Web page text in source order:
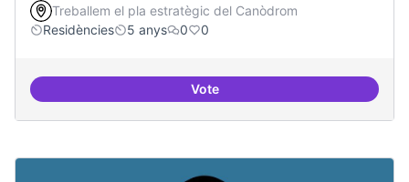
Treballem el pla estratègic del Canòdrom
Residències
5 anys 0 0
Vote30 projectes residents referents